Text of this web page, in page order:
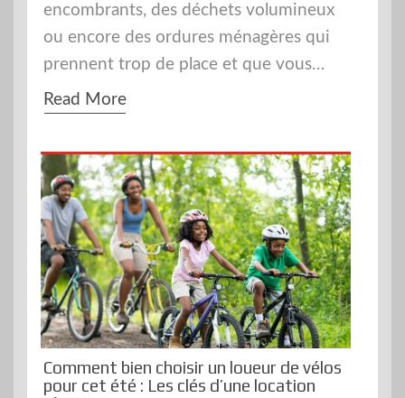
encombrants, des déchets volumineux
ou encore des ordures ménagères qui
prennent trop de place et que vous…
Read More
Comment bien choisir un loueur de vélos
pour cet été : Les clés d’une location